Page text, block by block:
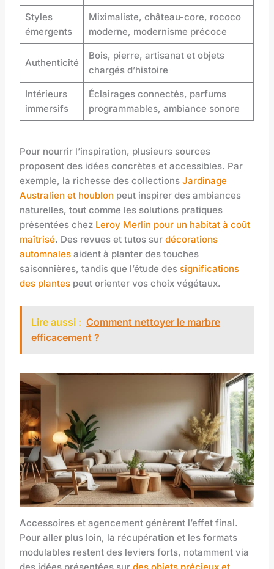
Styles
émergents
Miximaliste, château-core, rococo
moderne, modernisme précoce
Authenticité
Bois, pierre, artisanat et objets
chargés d’histoire
Intérieurs
immersifs
Éclairages connectés, parfums
programmables, ambiance sonore
Pour nourrir l’inspiration, plusieurs sources
proposent des idées concrètes et accessibles. Par
exemple, la richesse des collectionsJardinage
Australien et houblon peut inspirer des ambiances
naturelles, tout comme les solutions pratiques
présentées chez Leroy Merlin pour un habitat à coût
maîtrisé. Des revues et tutos surdécorations
automnales aident à planter des touches
saisonnières, tandis que l’étude dessignifications
des plantes peut orienter vos choix végétaux.
Lire aussi : Comment nettoyer le marbre
efficacement ?
Accessoires et agencement génèrent l’effet final.
Pour aller plus loin, la récupération et les formats
modulables restent des leviers forts, notamment via